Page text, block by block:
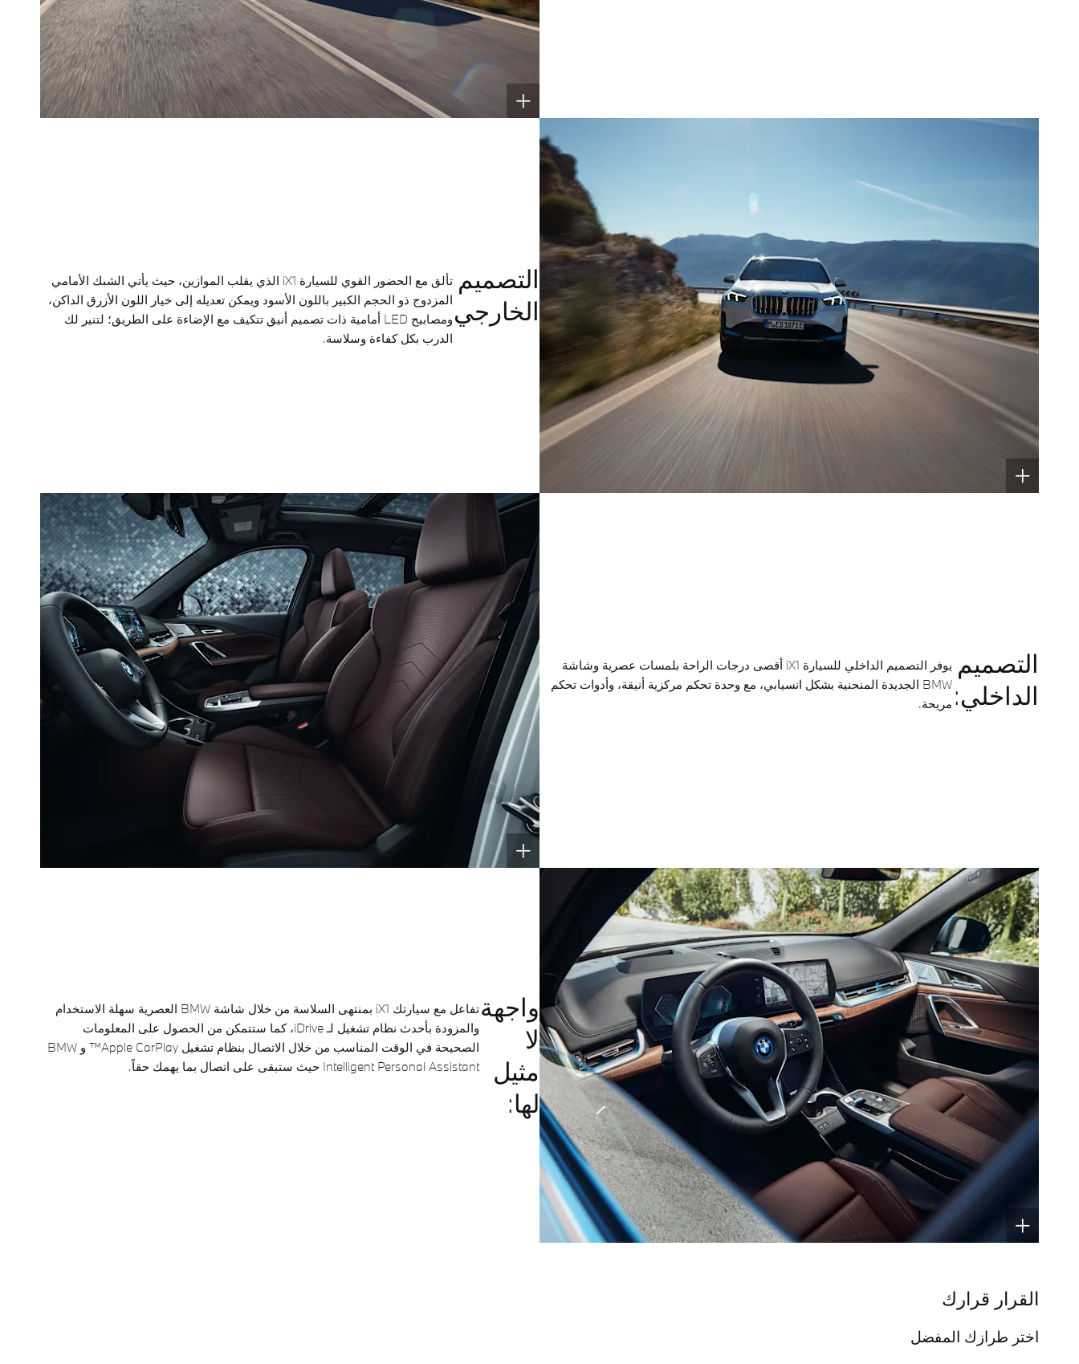
التصميم
الخارجي
تألق مع الحضور القوي للسيارة iX1 الذي يقلب الموازين، حيث يأتي الشبك الأمامي
المزدوج ذو الحجم الكبير باللون الأسود ويمكن تعديله إلى خيار اللون الأزرق الداكن،
ومصابيح LED أمامية ذات تصميم أنيق تتكيف مع الإضاءة على الطريق؛ لتنير لك
الدرب بكل كفاءة وسلاسة.
التصميم
الداخلي:
يوفر التصميم الداخلي للسيارة iX1 أقصى درجات الراحة بلمسات عصرية وشاشة
BMW الجديدة المنحنية بشكل انسيابي، مع وحدة تحكم مركزية أنيقة، وأدوات تحكم
مريحة.
واجهة
لا
مثيل
لها:
تفاعل مع سيارتك iX1 بمنتهى السلاسة من خلال شاشة BMW العصرية سهلة الاستخدام
والمزودة بأحدث نظام تشغيل لـ iDrive، كما ستتمكن من الحصول على المعلومات
الصحيحة في الوقت المناسب من خلال الاتصال بنظام تشغيل Apple CarPlay™ و BMW
Intelligent Personal Assistant حيث ستبقى على اتصال بما يهمك حقاً.
القرار قرارك
اختر طرازك المفضل